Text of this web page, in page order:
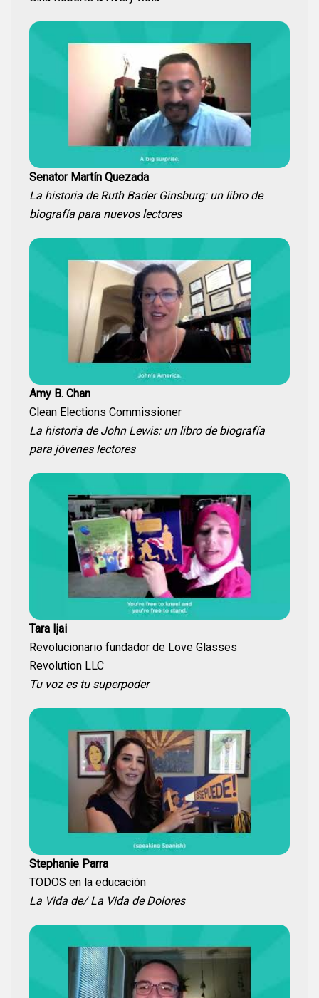
Senator Martín Quezada
La historia de Ruth Bader Ginsburg: un libro de
biografía para nuevos lectores
Amy B. Chan
Clean Elections Commissioner
La historia de John Lewis: un libro de biografía
para jóvenes lectores
Tara Ijai
Revolucionario fundador de Love Glasses
Revolution LLC
Tu voz es tu superpoder
Stephanie Parra
TODOS en la educación
La Vida de/ La Vida de Dolores